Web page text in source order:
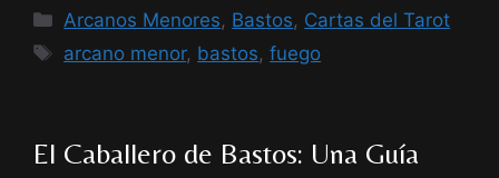
Categorías
Arcanos Menores, Bastos, Cartas del Tarot
Etiquetas
arcano menor, bastos,fuego
El Caballero de Bastos: Una Guía